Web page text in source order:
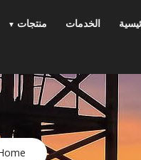
الخدمات منتجات